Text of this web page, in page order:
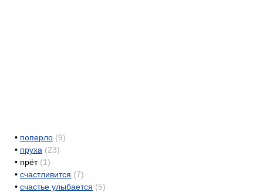
• поперло (9)
• пруха (23)
• прёт (1)
• счастливится (7)
• счастье улыбается (5)